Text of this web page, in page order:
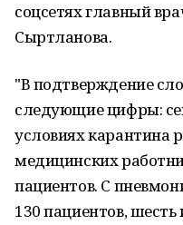
соцсетях главный
Сыртланова.
"В подтверждение
следующие цифры:
условиях карантина
медицинских
пациентов. С
130 пациентов,